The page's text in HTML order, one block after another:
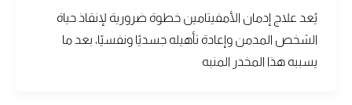
يُعد علاج إدمان الأمفيتامين خطوة ضرورية لإنقاذ حياة
الشخص المدمن وإعادة تأهيله جسديًا ونفسيًا، بعد ما
يسببه هذا المخدر المنبه